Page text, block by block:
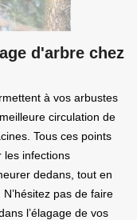
d'arbre chez
à vos arbustes
circulation de
Tous ces points
les infections
dedans, tout en
pas de faire
l’élagage de vos